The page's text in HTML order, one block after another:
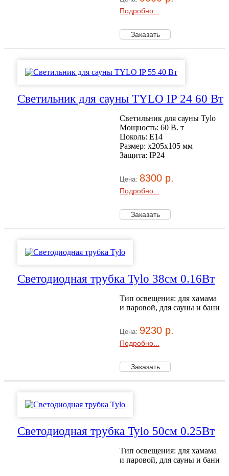
Подробно...
Светильник для сауны TYLO IP 24 60 Вт
Светильник для сауны Tylo
Мощность: 60 В. т
Цоколь: E14
Размер: x205x105 мм
Защита: IP24
Цена: 8300 р.
Подробно...
Светодиодная трубка Tylo 38см 0.16Вт
Тип освещения: для хамама
и паровой, для сауны и бани
Цена: 9230 р.
Подробно...
Светодиодная трубка Tylo 50см 0.25Вт
Тип освещения: для хамама
и паровой, для сауны и бани